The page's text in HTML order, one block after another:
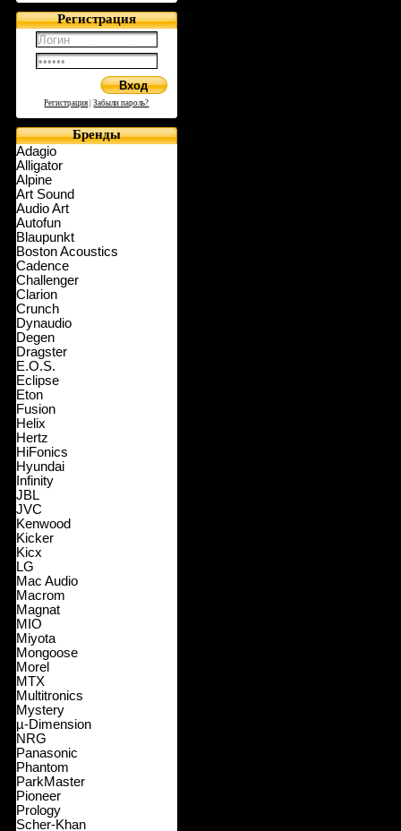
Регистрация
Регистрация |Забыли пароль?
Бренды
Adagio
Alligator
Alpine
Art Sound
Audio Art
Autofun
Blaupunkt
Boston Acoustics
Cadence
Challenger
Clarion
Crunch
Dynaudio
Degen
Dragster
E.O.S.
Eclipse
Eton
Fusion
Helix
Hertz
HiFonics
Hyundai
Infinity
JBL
JVC
Kenwood
Kicker
Kicx
LG
Mac Audio
Macrom
Magnat
MIO
Miyota
Mongoose
Morel
MTX
Multitronics
Mystery
µ-Dimension
NRG
Panasonic
Phantom
ParkMaster
Pioneer
Prology
Scher-Khan